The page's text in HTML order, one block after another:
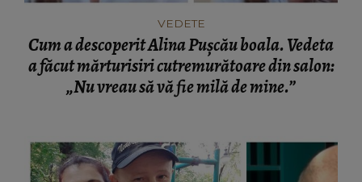
VEDETE
Cum a descoperit Alina Pușcău boala. Vedeta
a făcut mărturisiri cutremurătoare din salon:
„Nu vreau să vă fie milă de mine.”